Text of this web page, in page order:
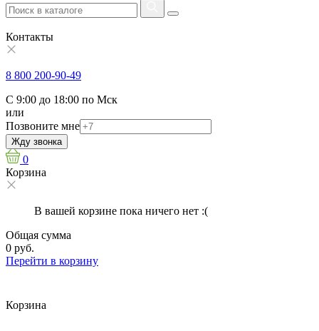
Контакты
8 800 200-90-49
С 9:00 до 18:00 по Мск
или
Позвоните мне
Жду звонка
0
Корзина
В вашей корзине пока ничего нет :(
Общая сумма
0 руб.
Перейти в корзину
Корзина